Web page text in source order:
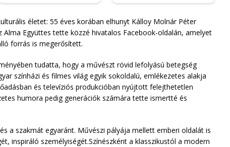
életet: 55 éves korában elhunyt Kálloy Molnár Péter
Alma Együttes tette közzé hivatalos Facebook-oldalán, amelyet
forrás is megerősített.
tudatta, hogy a művészt rövid lefolyású betegség
színházi és filmes világ egyik sokoldalú, emlékezetes alakja
és televíziós produkcióban nyújtott felejthetetlen
humora pedig generációk számára tette ismertté és
a szakmát egyaránt. Művészi pályája mellett emberi oldalát is
inspiráló személyiségét.Színészként a klasszikustól a modern